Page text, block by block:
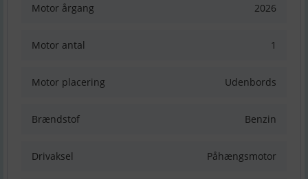
Motor årgang 2026
Motor antal 1
Motor placering Udenbords
Brændstof Benzin
Drivaksel Påhængsmotor